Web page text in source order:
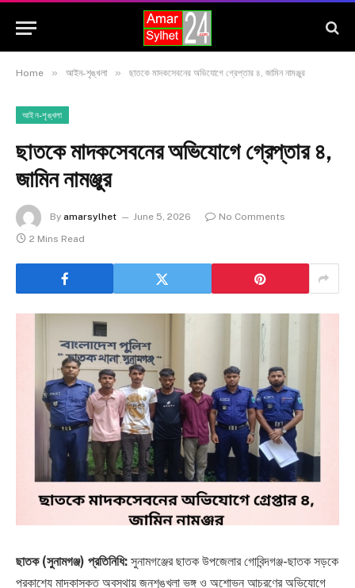
Home » আইন-শৃঙ্খলা » ছাতকে মাদকসেবনের অভিযোগে গ্রেপ্তার ৪, জামিন নামঞ্জুর
আইন-শৃঙ্খলা
ছাতকে মাদকসেবনের অভিযোগে গ্রেপ্তার ৪,
জামিন নামঞ্জুর
By amarsylhet June 5, 2026
No Comments
2 Mins Read
ছাতক (সুনামগঞ্জ) প্রতিনিধি: সুনামগঞ্জের ছাতক উপজেলার গোবিন্দগঞ্জ-ছাতক সড়কে
প্রকাশ্যে মাদকাসক্ত অবস্থায় জনশৃঙ্খলা ভঙ্গ ও অশোভন আচরণের অভিযোগে